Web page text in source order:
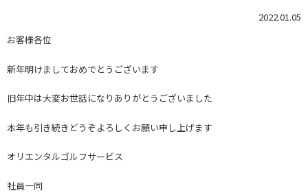
2022.01.05
お客様各位
新年明けましておめでとうございます
旧年中は大変お世話になりありがとうございました
本年も引き続きどうぞよろしくお願い申し上げます
オリエンタルゴルフサービス
社員一同